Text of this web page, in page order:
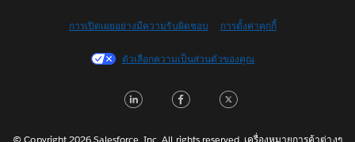
Français (Canada)
Français (France)
日本語
การเปิดเผยอย่างมีความรับผิดชอบ การตั้งค่าคุกกี้
ตัวเลือกความเป็นส่วนตัวของคุณ
© Copyright 2026 Salesforce, Inc. All rights reserved. เครื่องหมายการค้าต่างๆ